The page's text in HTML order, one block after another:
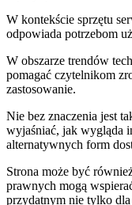
W kontekście sprzętu
odpowiada potrzebom
W obszarze trendów
pomagać czytelnikom
zastosowanie.
Nie bez znaczenia jest
wyjaśniać, jak wygląda
alternatywnych form
Strona może być
prawnych mogą
przydatnym nie tylko